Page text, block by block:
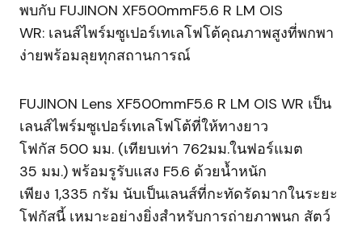
พบกับ FUJINON XF500mmF5.6 R LM OIS
WR: เลนส์ไพร์มซูเปอร์เทเลโฟโต้คุณภาพสูงที่พกพา
ง่ายพร้อมลุยทุกสถานการณ์
FUJINON Lens XF500mmF5.6 R LM OIS WR เป็น
เลนส์ไพร์มซูเปอร์เทเลโฟโต้ที่ให้ทางยาว
โฟกัส 500 มม. (เทียบเท่า 762มม.ในฟอร์แมต
35 มม.) พร้อมรูรับแสง F5.6 ด้วยน้ำหนัก
เพียง 1,335 กรัม นับเป็นเลนส์ที่กะทัดรัดมากในระยะ
โฟกัสนี้ เหมาะอย่างยิ่งสำหรับการถ่ายภาพนก สัตว์